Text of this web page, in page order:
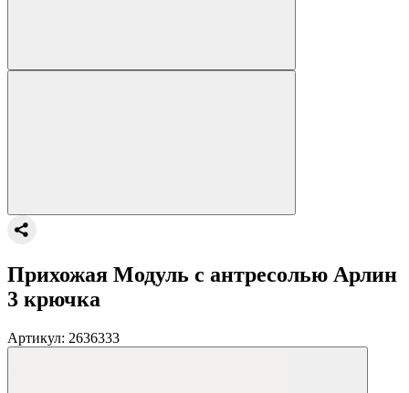
Прихожая Модуль с антресолью Арлин
3 крючка
Артикул: 2636333